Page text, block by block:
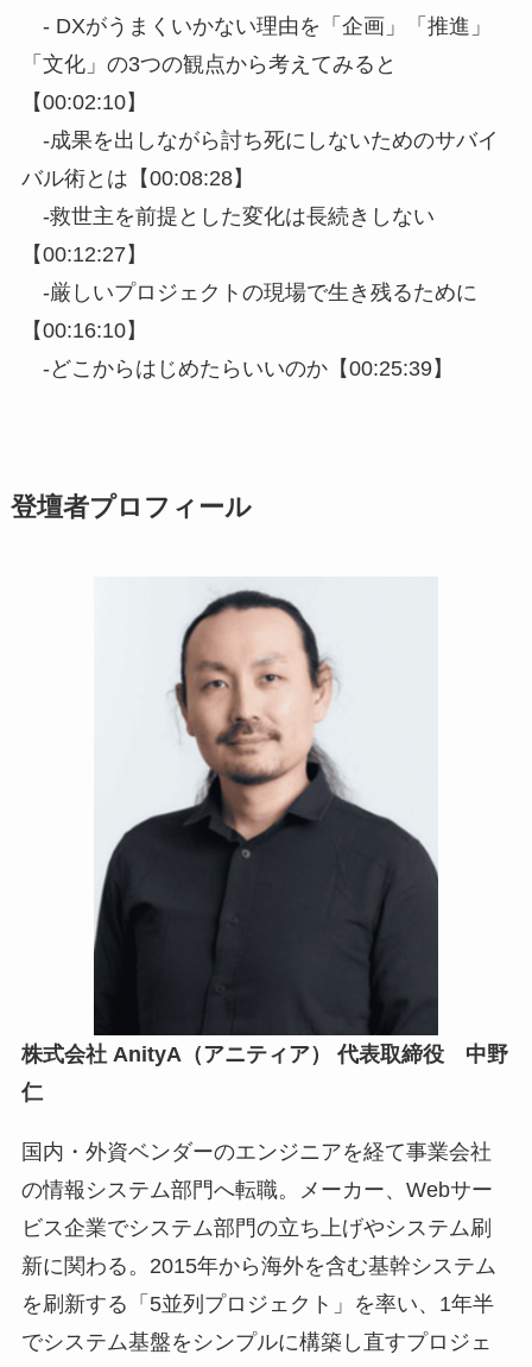
- DXがうまくいかない理由を「企画」「推進」
「文化」の3つの観点から考えてみると
【00:02:10】
-成果を出しながら討ち死にしないためのサバイ
バル術とは【00:08:28】
-救世主を前提とした変化は長続きしない
【00:12:27】
-厳しいプロジェクトの現場で生き残るために
【00:16:10】
-どこからはじめたらいいのか【00:25:39】
登壇者プロフィール
株式会社 AnityA（アニティア） 代表取締役 中野
仁
国内・外資ベンダーのエンジニアを経て事業会社
の情報システム部門へ転職。メーカー、Webサー
ビス企業でシステム部門の立ち上げやシステム刷
新に関わる。2015年から海外を含む基幹システム
を刷新する「5並列プロジェクト」を率い、1年半
でシステム基盤をシンプルに構築し直すプロジェ